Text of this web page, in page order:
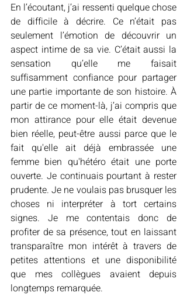
En l’écoutant, j’ai ressenti quelque chose
de difficile à décrire. Ce n’était pas
seulement l’émotion de découvrir un
aspect intime de sa vie. C’était aussi la
sensation qu’elle me faisait
suffisamment confiance pour partager
une partie importante de son histoire. À
partir de ce moment-là, j’ai compris que
mon attirance pour elle était devenue
bien réelle, peut-être aussi parce que le
fait qu'elle ait déjà embrassée une
femme bien qu'hétéro était une porte
ouverte. Je continuais pourtant à rester
prudente. Je ne voulais pas brusquer les
choses ni interpréter à tort certains
signes. Je me contentais donc de
profiter de sa présence, tout en laissant
transparaître mon intérêt à travers de
petites attentions et une disponibilité
que mes collègues avaient depuis
longtemps remarquée.